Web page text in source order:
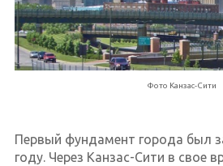
Фото Канзас-Сити
Первый фундамент города был
году. Через Канзас-Сити в свое